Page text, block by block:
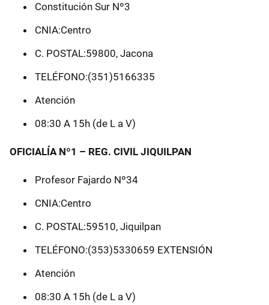
Constitución Sur Nº3
CNIA:Centro
C. POSTAL:59800, Jacona
TELÉFONO:(351)5166335
Atención
08:30 A 15h (de L a V)
OFICIALÍA Nº1 – REG. CIVIL JIQUILPAN
Profesor Fajardo Nº34
CNIA:Centro
C. POSTAL:59510, Jiquilpan
TELÉFONO:(353)5330659 EXTENSIÓN
Atención
08:30 A 15h (de L a V)